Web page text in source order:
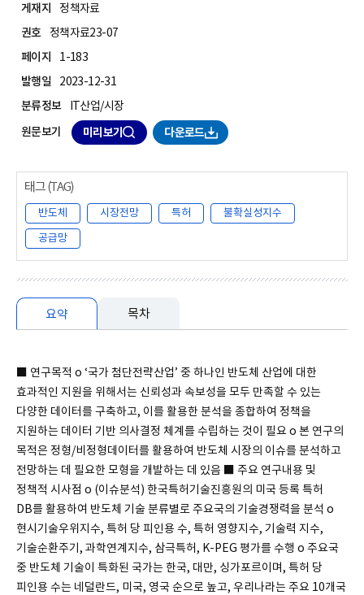
게재지
정책자료
권호
정책자료23-07
페이지
1-183
발행일
2023-12-31
분류정보
IT산업/시장
원문보기
미리보기 다운로드
반도체 시장전망 특허
불확실성지수
공급망
요약 목차
요약
■ 연구목적 o ‘국가 첨단전략산업’ 중 하나인 반도체 산업에 대한
효과적인 지원을 위해서는 신뢰성과 속보성을 모두 만족할 수 있는
다양한 데이터를 구축하고, 이를 활용한 분석을 종합하여 정책을
지원하는 데이터 기반 의사결정 체계를 수립하는 것이 필요 o 본 연구의
목적은 정형/비정형데이터를 활용하여 반도체 시장의 이슈를 분석하고
전망하는 데 필요한 모형을 개발하는 데 있음 ■ 주요 연구내용 및
정책적 시사점 o (이슈분석) 한국특허기술진흥원의 미국 등록 특허
DB를 활용하여 반도체 기술 분류별로 주요국의 기술경쟁력을 분석 o
현시기술우위지수, 특허 당 피인용 수, 특허 영향지수, 기술력 지수,
기술순환주기, 과학연계지수, 삼극특허, K-PEG 평가를 수행 o 주요국
중 반도체 기술이 특화된 국가는 한국, 대만, 싱가포르이며, 특허 당
피인용 수는 네덜란드, 미국, 영국 순으로 높고, 우리나라는 주요 10개국